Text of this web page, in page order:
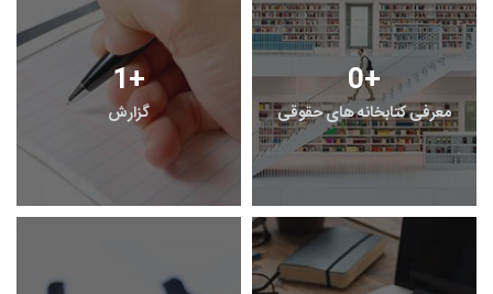
1+
گزارش
0+
معرفی کتابخانه های حقوقی